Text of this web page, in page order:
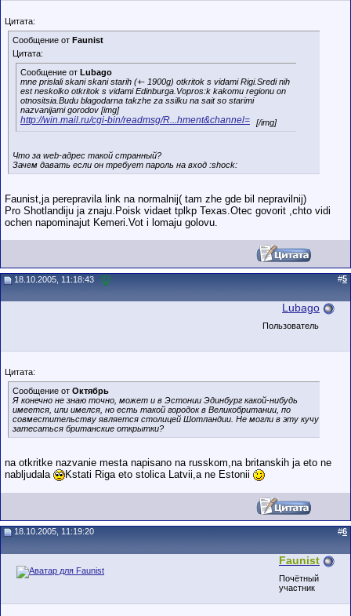
Цитата:
Сообщение от Faunist
Цитата:
Сообщение от Lubago
mne prislali skani skani starih (+- 1900g) otkritok s vidami Rigi.Sredi nih
est neskolko otkritok s vidami Edinburga.Vopros:k kakomu regionu on
otnositsia.Budu blagodarna takzhe za ssilku na sait so starimi
nazvanijami gorodov [img]
http://win.mail.ru/cgi-bin/readmsg/R...hment&channel= [/img]
Что за web-адрес такой странный?
Зачем давать если он требует пароль на вход :shock:
Faunist,ja perepravila link na normalnij( tam zhe gde bil nepravilnij)
Pro Shotlandiju ja znaju.Poisk vidaet tplkp Texas.Otec govorit ,chto vidi
ochen napominajut Kemeri.Vot i lomaju golovu.
18.10.2005, 11:18:43 #5
Lubago
Пользователь
Цитата:
Сообщение от Октябрь
Я конечно не знаю точно, может и в Эстонии Эдинбург какой-нибудь
имеется, или имелся, но есть такой городок в Великобритании, по
совместительству является столицей Шотландии. Не могли в эту кучу
затесаться британские открытки?
na otkritke nazvanie mesta napisano na russkom,na britanskih ja eto ne
nabljudala
Kstati Riga eto stolica Latvii,a ne Estonii
18.10.2005, 11:19:20 #6
Faunist
Почётный
участник